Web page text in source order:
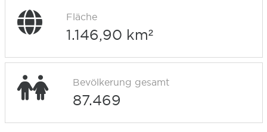
Fläche
1.146,90 km²
Bevölkerung gesamt
87.469